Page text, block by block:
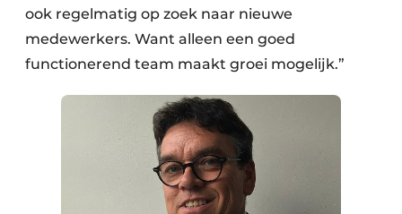
ook regelmatig op zoek naar nieuwe
medewerkers. Want alleen een goed
functionerend team maakt groei mogelijk.”